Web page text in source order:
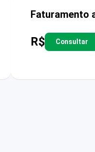
Faturamento
R$ Consultar